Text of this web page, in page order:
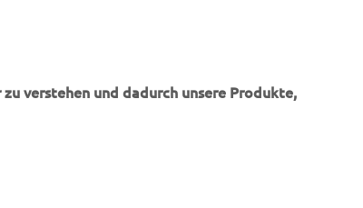
verstehen und dadurch unsere Produkte,